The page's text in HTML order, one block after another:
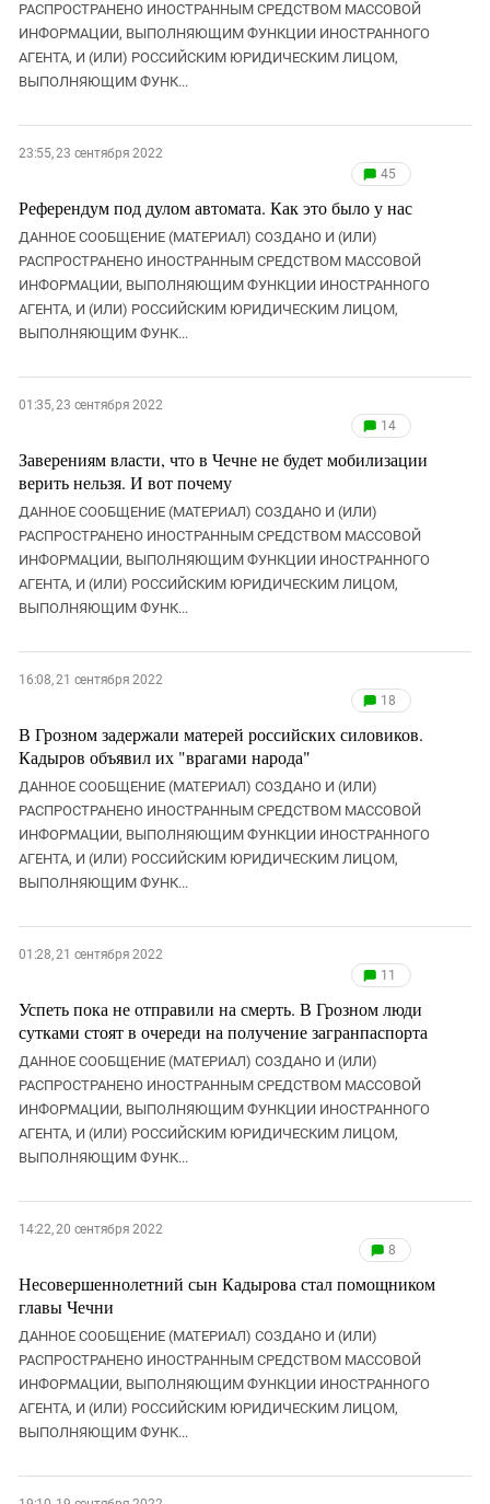
РАСПРОСТРАНЕНО ИНОСТРАННЫМ СРЕДСТВОМ МАССОВОЙ
ИНФОРМАЦИИ, ВЫПОЛНЯЮЩИМ ФУНКЦИИ ИНОСТРАННОГО
АГЕНТА, И (ИЛИ) РОССИЙСКИМ ЮРИДИЧЕСКИМ ЛИЦОМ,
ВЫПОЛНЯЮЩИМ ФУНК...
23:55, 23 сентября 2022
45
Референдум под дулом автомата. Как это было у нас
ДАННОЕ СООБЩЕНИЕ (МАТЕРИАЛ) СОЗДАНО И (ИЛИ)
РАСПРОСТРАНЕНО ИНОСТРАННЫМ СРЕДСТВОМ МАССОВОЙ
ИНФОРМАЦИИ, ВЫПОЛНЯЮЩИМ ФУНКЦИИ ИНОСТРАННОГО
АГЕНТА, И (ИЛИ) РОССИЙСКИМ ЮРИДИЧЕСКИМ ЛИЦОМ,
ВЫПОЛНЯЮЩИМ ФУНК...
01:35, 23 сентября 2022
14
Заверениям власти, что в Чечне не будет мобилизации
верить нельзя. И вот почему
ДАННОЕ СООБЩЕНИЕ (МАТЕРИАЛ) СОЗДАНО И (ИЛИ)
РАСПРОСТРАНЕНО ИНОСТРАННЫМ СРЕДСТВОМ МАССОВОЙ
ИНФОРМАЦИИ, ВЫПОЛНЯЮЩИМ ФУНКЦИИ ИНОСТРАННОГО
АГЕНТА, И (ИЛИ) РОССИЙСКИМ ЮРИДИЧЕСКИМ ЛИЦОМ,
ВЫПОЛНЯЮЩИМ ФУНК...
16:08, 21 сентября 2022
18
В Грозном задержали матерей российских силовиков.
Кадыров объявил их "врагами народа"
ДАННОЕ СООБЩЕНИЕ (МАТЕРИАЛ) СОЗДАНО И (ИЛИ)
РАСПРОСТРАНЕНО ИНОСТРАННЫМ СРЕДСТВОМ МАССОВОЙ
ИНФОРМАЦИИ, ВЫПОЛНЯЮЩИМ ФУНКЦИИ ИНОСТРАННОГО
АГЕНТА, И (ИЛИ) РОССИЙСКИМ ЮРИДИЧЕСКИМ ЛИЦОМ,
ВЫПОЛНЯЮЩИМ ФУНК...
01:28, 21 сентября 2022
11
Успеть пока не отправили на смерть. В Грозном люди
сутками стоят в очереди на получение загранпаспорта
ДАННОЕ СООБЩЕНИЕ (МАТЕРИАЛ) СОЗДАНО И (ИЛИ)
РАСПРОСТРАНЕНО ИНОСТРАННЫМ СРЕДСТВОМ МАССОВОЙ
ИНФОРМАЦИИ, ВЫПОЛНЯЮЩИМ ФУНКЦИИ ИНОСТРАННОГО
АГЕНТА, И (ИЛИ) РОССИЙСКИМ ЮРИДИЧЕСКИМ ЛИЦОМ,
ВЫПОЛНЯЮЩИМ ФУНК...
14:22, 20 сентября 2022
8
Несовершеннолетний сын Кадырова стал помощником
главы Чечни
ДАННОЕ СООБЩЕНИЕ (МАТЕРИАЛ) СОЗДАНО И (ИЛИ)
РАСПРОСТРАНЕНО ИНОСТРАННЫМ СРЕДСТВОМ МАССОВОЙ
ИНФОРМАЦИИ, ВЫПОЛНЯЮЩИМ ФУНКЦИИ ИНОСТРАННОГО
АГЕНТА, И (ИЛИ) РОССИЙСКИМ ЮРИДИЧЕСКИМ ЛИЦОМ,
ВЫПОЛНЯЮЩИМ ФУНК...